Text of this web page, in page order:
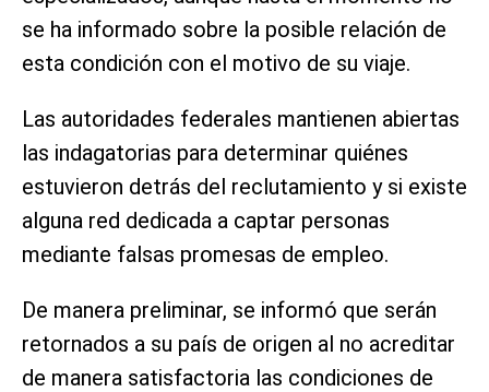
se ha informado sobre la posible relación de
esta condición con el motivo de su viaje.
Las autoridades federales mantienen abiertas
las indagatorias para determinar quiénes
estuvieron detrás del reclutamiento y si existe
alguna red dedicada a captar personas
mediante falsas promesas de empleo.
De manera preliminar, se informó que serán
retornados a su país de origen al no acreditar
de manera satisfactoria las condiciones de